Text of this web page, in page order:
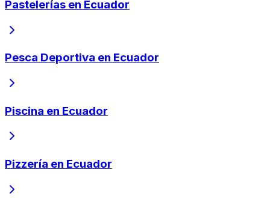
Pastelerías en Ecuador
Pesca Deportiva en Ecuador
Piscina en Ecuador
Pizzería en Ecuador